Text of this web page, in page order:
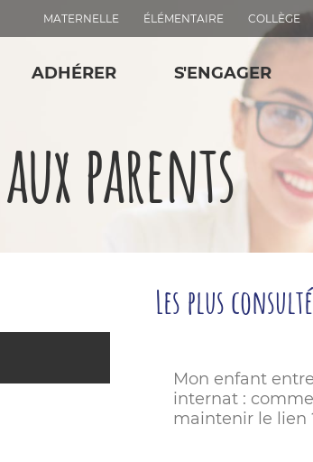
MATERNELLE ÉLÉMENTAIRE COLLÈGE
ADHÉRER S'ENGAGER
parents
Les plus
Mon enfant
internat :
maintenir le lien